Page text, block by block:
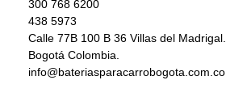
300 768 6200
438 5973
Calle 77B 100 B 36 Villas del Madrigal.
Bogotá Colombia.
info@bateriasparacarrobogota.com.co